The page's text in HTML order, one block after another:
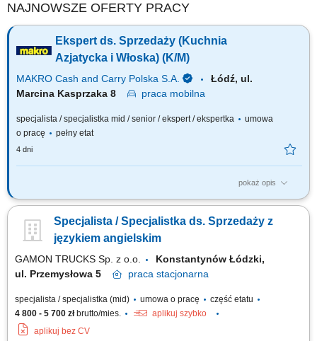
NAJNOWSZE OFERTY PRACY
Ekspert ds. Sprzedaży (Kuchnia
Azjatycka i Włoska) (K/M)
MAKRO Cash and Carry Polska S.A.
Łódź, ul.
Marcina Kasprzaka 8
praca mobilna
specjalista / specjalistka mid / senior / ekspert / ekspertka
umowa
o pracę
pełny etat
4 dni
pokaż opis
Do Twoich głównych zadań będzie należało: Pozyskiwanie nowych
premium z klientami serwującymi dania kuchni azjatyckiej i włoskiej.
Identyfikacja potrzeb klientów oraz profesjonalne doradztwo w zakresie
Specjalista / Specjalistka ds. Sprzedaży z
językiem angielskim
GAMON TRUCKS Sp. z o.o.
Konstantynów Łódzki,
ul. Przemysłowa 5
praca stacjonarna
specjalista / specjalistka (mid) umowa o pracę
część etatu
4 800 - 5 700 złbrutto/mies.
aplikuj szybko
aplikuj bez CV